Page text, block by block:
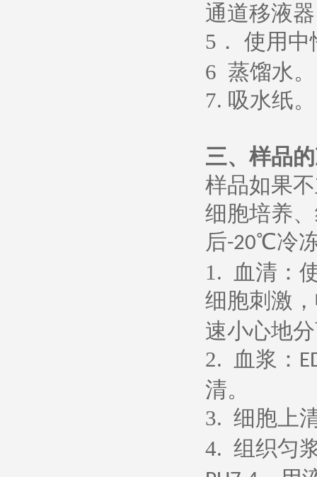
通道移液
5 ． 使用中
6 蒸馏水。
7. 吸水纸。
三、样品
样品如果
细胞培养
后-20℃冷
1.
血清：
细胞刺激
速小心地
2.
血浆：
清。
3. 细胞上
4. 组织匀